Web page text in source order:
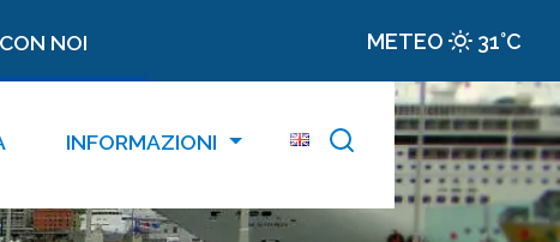
NOI METEO 31°C
INFORMAZIONI